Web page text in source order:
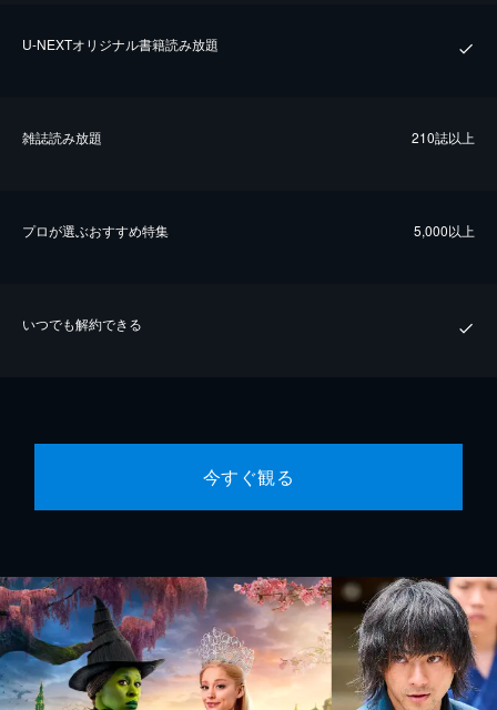
U-NEXTオリジナル書籍読み放題
雑誌読み放題 210誌以上
プロが選ぶおすすめ特集 5,000以上
いつでも解約できる
今すぐ観る